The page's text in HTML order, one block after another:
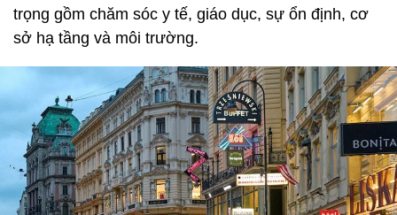
trọng gồm chăm sóc y tế, giáo dục, sự ổn định, cơ
sở hạ tầng và môi trường.